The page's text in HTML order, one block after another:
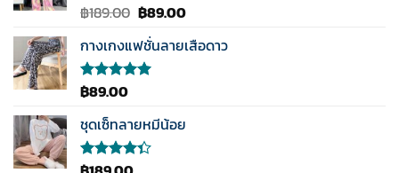
ให้คะแนน
คะแนน
฿189.00 Original
was:
฿189.00.
฿89.00Current
is:
กางเกงแฟชั่นลายเสือดาว
ให้คะแนน
คะแนน
฿89.00
ชุดเซ็ทลายหมีน้อย
ให้